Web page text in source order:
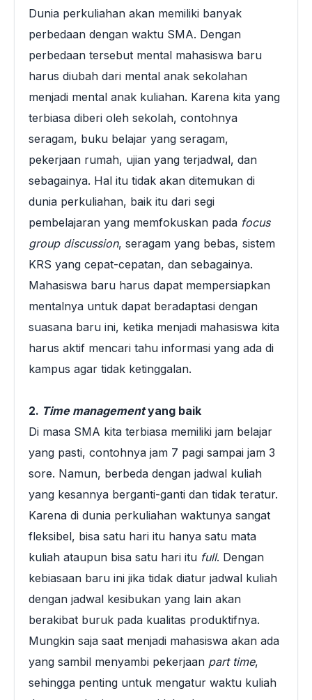
Dunia perkuliahan akan memiliki banyak
perbedaan dengan waktu SMA. Dengan
perbedaan tersebut mental mahasiswa baru
harus diubah dari mental anak sekolahan
menjadi mental anak kuliahan. Karena kita yang
terbiasa diberi oleh sekolah, contohnya
seragam, buku belajar yang seragam,
pekerjaan rumah, ujian yang terjadwal, dan
sebagainya. Hal itu tidak akan ditemukan di
dunia perkuliahan, baik itu dari segi
pembelajaran yang memfokuskan pada focus
group discussion, seragam yang bebas, sistem
KRS yang cepat-cepatan, dan sebagainya.
Mahasiswa baru harus dapat mempersiapkan
mentalnya untuk dapat beradaptasi dengan
suasana baru ini, ketika menjadi mahasiswa kita
harus aktif mencari tahu informasi yang ada di
kampus agar tidak ketinggalan.
2. Time managementyang baik
Di masa SMA kita terbiasa memiliki jam belajar
yang pasti, contohnya jam 7 pagi sampai jam 3
sore. Namun, berbeda dengan jadwal kuliah
yang kesannya berganti-ganti dan tidak teratur.
Karena di dunia perkuliahan waktunya sangat
fleksibel, bisa satu hari itu hanya satu mata
kuliah ataupun bisa satu hari itu full. Dengan
kebiasaan baru ini jika tidak diatur jadwal kuliah
dengan jadwal kesibukan yang lain akan
berakibat buruk pada kualitas produktifnya.
Mungkin saja saat menjadi mahasiswa akan ada
yang sambil menyambi pekerjaan part time,
sehingga penting untuk mengatur waktu kuliah